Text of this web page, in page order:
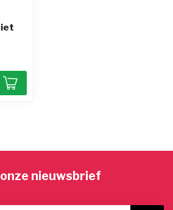
nieuwsbrief